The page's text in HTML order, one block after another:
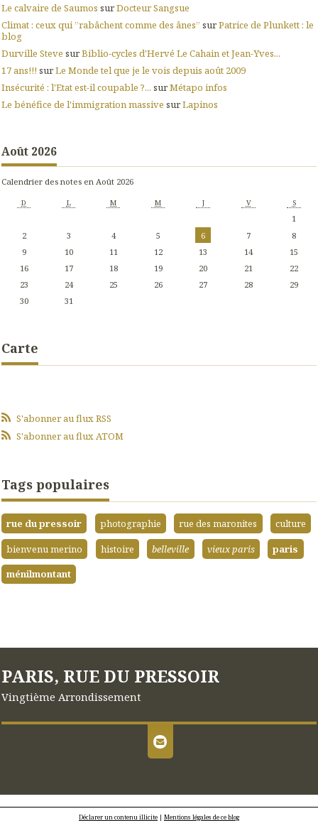
Le calvaire de Saumos surDocteur Sangsue
Climat : ceux qui ”rabâchent comme des ânes” surPatrice de Plunkett : le
blog
Durville Steve surBiblio-cycles d'Hervé Le Cahain et Jean-Yves...
17 ans!!! surLe Monde tel que je le vois depuis août 2009
Insécurité : l'Etat est-il coupable ?... surMétapo infos
Le bénéfice de l'immigration massive surLapinos
Août 2026
Calendrier des notes en Août 2026
D L M M J V S
1
2
3 4 5 6 7
8
9
10 11 12 13 14
15
16
17 18 19 20 21
22
23
24 25 26 27 28
29
30
31
Carte
S'abonner au flux RSS
S'abonner au flux ATOM
Tags populaires
rue du pressoir photographie rue des maronites
culture
bienvenu merino
histoire belleville vieux paris
paris
ménilmontant
PARIS, RUE DU PRESSOIR
Vingtième Arrondissement
Déclarer un contenu illicite | Mentions légales de ce blog